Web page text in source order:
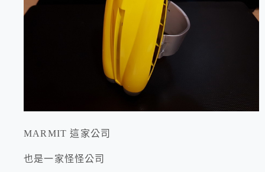
MARMIT 這家公司
也是一家怪怪公司